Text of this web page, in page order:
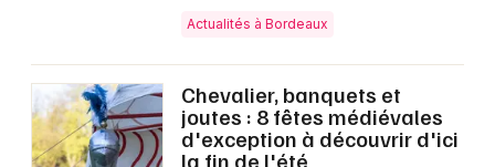
Actualités à Bordeaux
Chevalier, banquets et
joutes : 8 fêtes médiévales
d'exception à découvrir d'ici
la fin de l'été